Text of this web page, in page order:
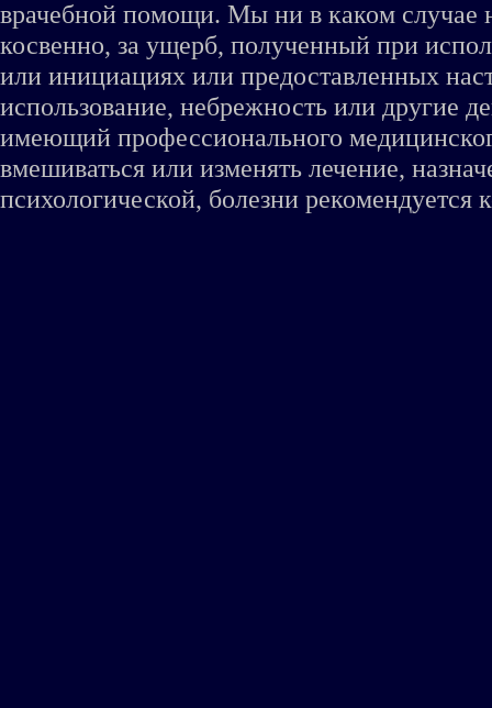
врачебной помощи. Мы ни в каком случае
косвенно, за ущерб, полученный при
или инициациях или предоставленных
использование, небрежность или другие
имеющий профессионального
вмешиваться или изменять лечение,
психологической, болезни рекомендуется